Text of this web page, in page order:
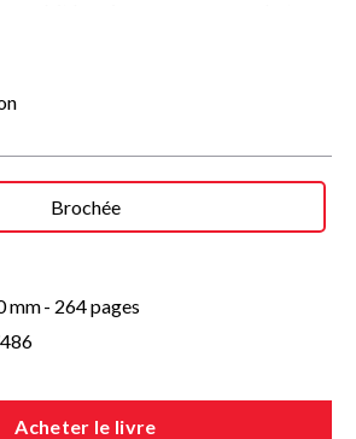
l'Algérienne, allant de l'étouffoir
d'Alger il y a cent cinquante ans à
vingt ans, c'est comme si la voix d'une
venait nous crier ce qui échappe aux
hommes.
et Algérie, écrit dans un français
Brochée
mm- 264 pages
Acheter le livre